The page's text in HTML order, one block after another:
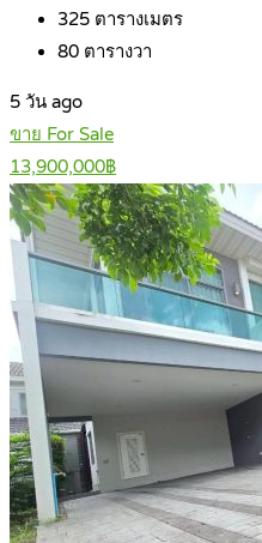
325 ตารางเมตร
80 ตารางวา
5 วัน ago
ขาย For Sale
13,900,000฿